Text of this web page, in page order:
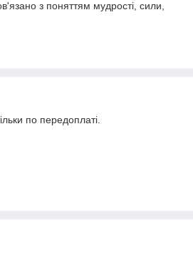
з поняттям мудрості, сили,
по передоплаті.